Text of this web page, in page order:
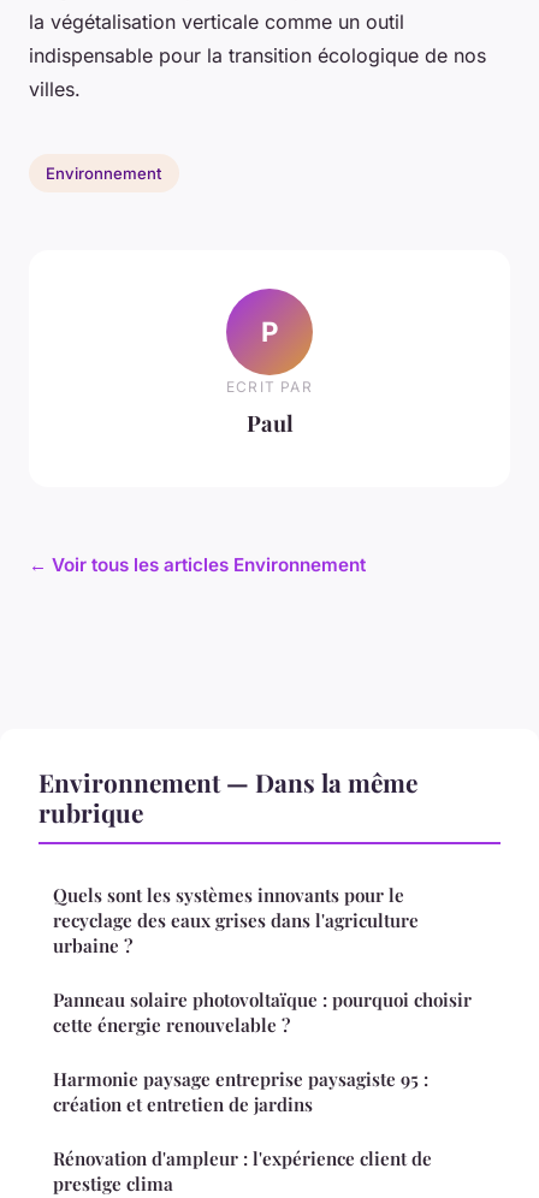
la végétalisation verticale comme un outil
indispensable pour la transition écologique de nos
villes.
Environnement
P
ECRIT PAR
Paul
← Voir tous les articles Environnement
Environnement — Dans la même
rubrique
Quels sont les systèmes innovants pour le
recyclage des eaux grises dans l'agriculture
urbaine ?
Panneau solaire photovoltaïque : pourquoi choisir
cette énergie renouvelable ?
Harmonie paysage entreprise paysagiste 95 :
création et entretien de jardins
Rénovation d'ampleur : l'expérience client de
prestige clima